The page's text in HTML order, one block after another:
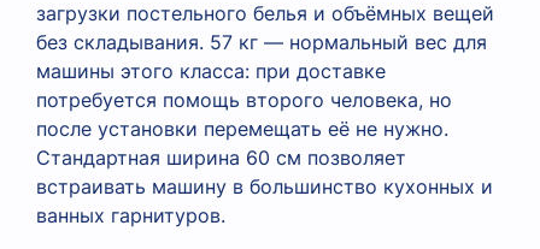
загрузки постельного белья и объёмных вещей
без складывания. 57 кг — нормальный вес для
машины этого класса: при доставке
потребуется помощь второго человека, но
после установки перемещать её не нужно.
Стандартная ширина 60 см позволяет
встраивать машину в большинство кухонных и
ванных гарнитуров.